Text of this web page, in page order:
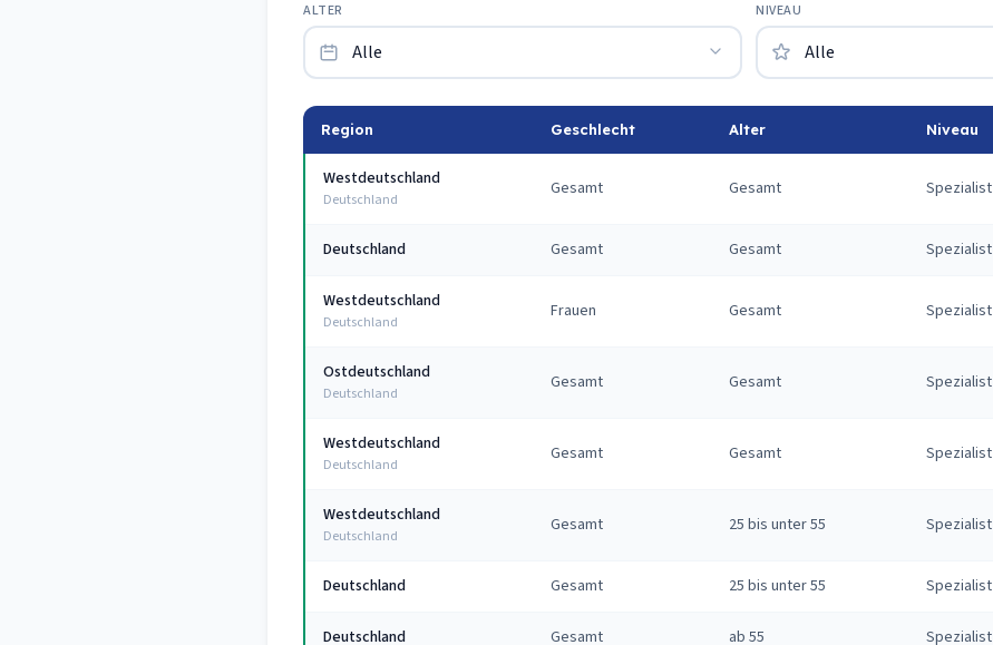
ALTER NIVEAU
Region Geschlecht Alter Niveau
Westdeutschland
Deutschland
Gesamt Gesamt Spezialist
Deutschland Gesamt Gesamt Spezialist
Westdeutschland
Deutschland
Frauen Gesamt Spezialist
Ostdeutschland
Deutschland
Gesamt Gesamt Spezialist
Westdeutschland
Deutschland
Gesamt Gesamt Spezialist
Westdeutschland
Deutschland
Gesamt 25 bis unter 55 Spezialist
Deutschland Gesamt 25 bis unter 55 Spezialist
Deutschland Gesamt ab 55 Spezialist